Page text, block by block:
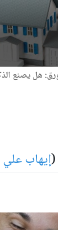
هل يصنع
إيهاب علي